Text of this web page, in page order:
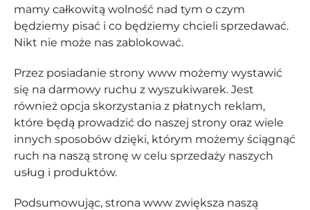
mamy całkowitą wolność nad tym o czym
będziemy pisać i co będziemy chcieli sprzedawać.
Nikt nie może nas zablokować.
Przez posiadanie strony www możemy wystawić
się na darmowy ruchu z wyszukiwarek. Jest
również opcja skorzystania z płatnych reklam,
które będą prowadzić do naszej strony oraz wiele
innych sposobów dzięki, którym możemy ściągnąć
ruch na naszą stronę w celu sprzedaży naszych
usług i produktów.
Podsumowując, strona www zwiększa naszą